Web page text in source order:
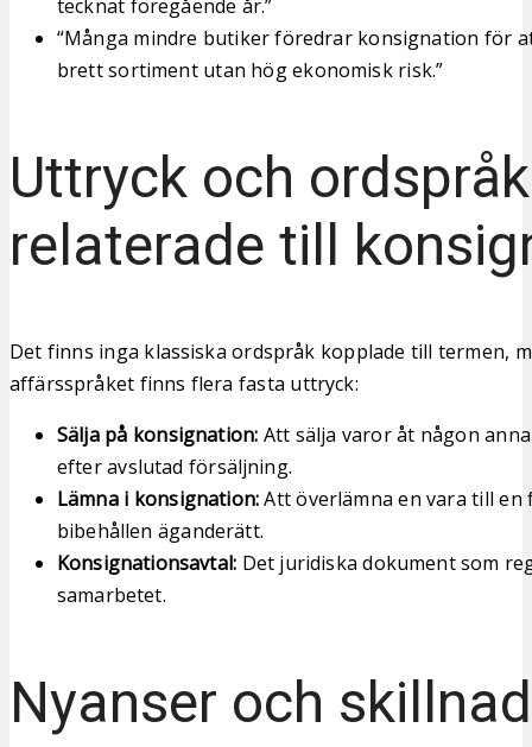
tecknat föregående år.”
“Många mindre butiker föredrar konsignation för
brett sortiment utan hög ekonomisk risk.”
Uttryck och ordspråk
relaterade till
Det finns inga klassiska ordspråk kopplade till termen,
affärsspråket finns flera fasta uttryck:
Sälja på konsignation: Att sälja varor åt någon
efter avslutad försäljning.
Lämna i konsignation:Att överlämna en vara till en
bibehållen äganderätt.
Konsignationsavtal: Det juridiska dokument som
samarbetet.
Nyanser och